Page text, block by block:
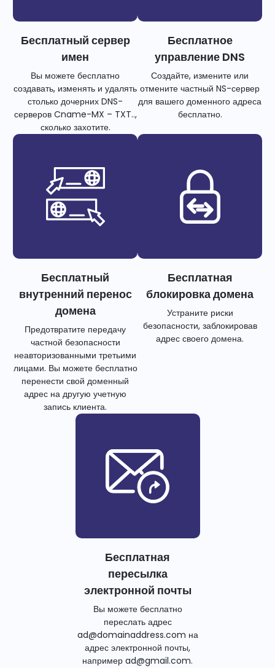
Бесплатный сервер
имен
Вы можете бесплатно
создавать, изменять и удалять
столько дочерних DNS-
серверов Cname-MX – TXT..,
сколько захотите.
Бесплатное
управление DNS
Создайте, измените или
отмените частный NS-сервер
для вашего доменного адреса
бесплатно.
Бесплатный
внутренний перенос
домена
Предотвратите передачу
частной безопасности
неавторизованными третьими
лицами. Вы можете бесплатно
перенести свой доменный
адрес на другую учетную
запись клиента.
Бесплатная
блокировка домена
Устраните риски
безопасности, заблокировав
адрес своего домена.
Бесплатная
пересылка
электронной почты
Вы можете бесплатно
переслать адрес
ad@domainaddress.com на
адрес электронной почты,
например ad@gmail.com.